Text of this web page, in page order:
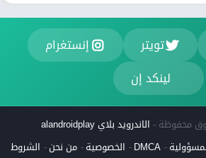
تويتر
إنستغرام
لينكد إن
الاندرويد بلاي alandroidplay
DMCA الخصوصية من نحن الشروط